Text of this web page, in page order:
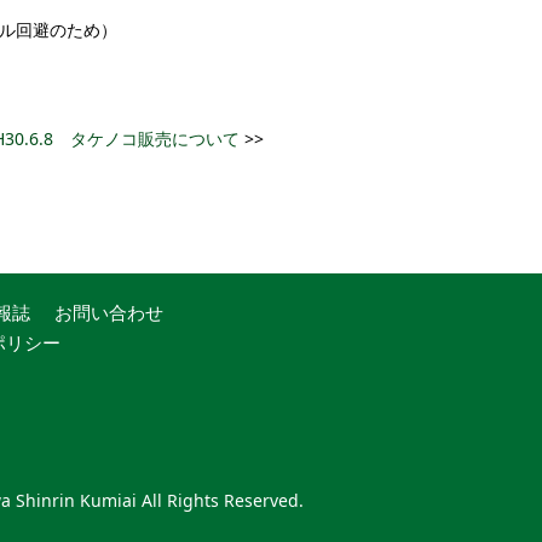
避のため）
タケノコ販売について >>
誌
お問い合わせ
シー
Shinrin Kumiai All Rights Reserved.